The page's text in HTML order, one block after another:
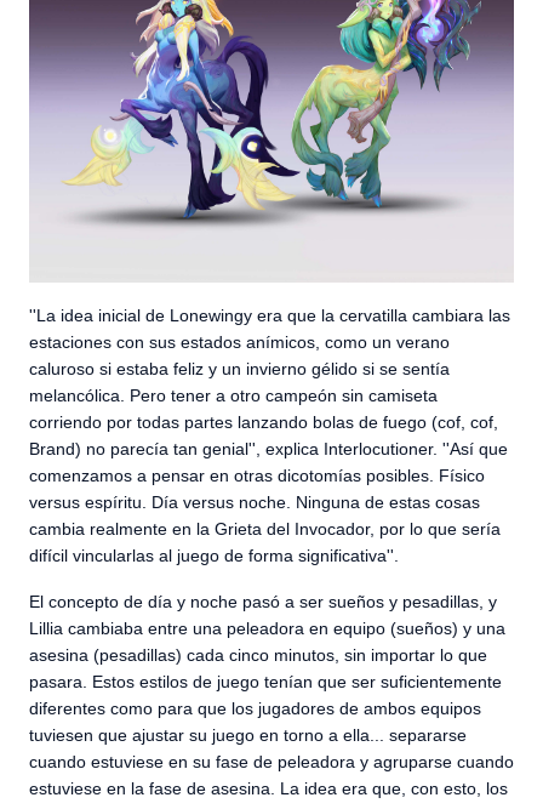
''La idea inicial de Lonewingy era que la cervatilla cambiara las
estaciones con sus estados anímicos, como un verano
caluroso si estaba feliz y un invierno gélido si se sentía
melancólica. Pero tener a otro campeón sin camiseta
corriendo por todas partes lanzando bolas de fuego (cof, cof,
Brand) no parecía tan genial'', explica Interlocutioner. ''Así que
comenzamos a pensar en otras dicotomías posibles. Físico
versus espíritu. Día versus noche. Ninguna de estas cosas
cambia realmente en la Grieta del Invocador, por lo que sería
difícil vincularlas al juego de forma significativa''.
El concepto de día y noche pasó a ser sueños y pesadillas, y
Lillia cambiaba entre una peleadora en equipo (sueños) y una
asesina (pesadillas) cada cinco minutos, sin importar lo que
pasara. Estos estilos de juego tenían que ser suficientemente
diferentes como para que los jugadores de ambos equipos
tuviesen que ajustar su juego en torno a ella... separarse
cuando estuviese en su fase de peleadora y agruparse cuando
estuviese en la fase de asesina. La idea era que, con esto, los